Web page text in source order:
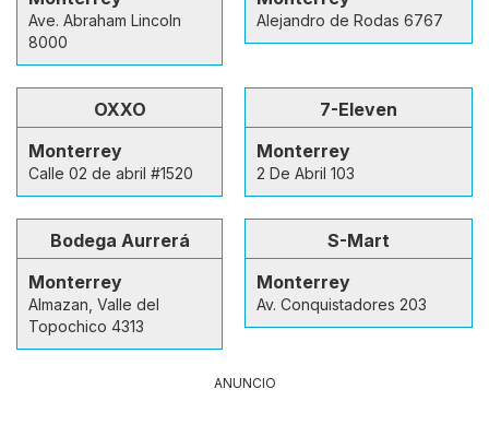
Ave. Abraham Lincoln
8000
Alejandro de Rodas 6767
OXXO
Monterrey
Calle 02 de abril #1520
7-Eleven
Monterrey
2 De Abril 103
Bodega Aurrerá
Monterrey
Almazan, Valle del
Topochico 4313
S-Mart
Monterrey
Av. Conquistadores 203
ANUNCIO